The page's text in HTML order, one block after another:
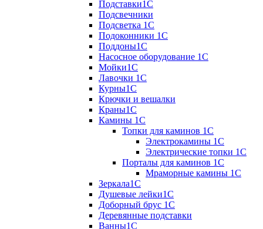
Подставки1С
Подсвечники
Подсветка 1С
Подоконники 1С
Поддоны1С
Насосное оборудование 1С
Мойки1С
Лавочки 1С
Курны1С
Крючки и вешалки
Краны1С
Камины 1C
Топки для каминов 1C
Электрокамины 1С
Электрические топки 1C
Порталы для каминов 1С
Мраморные камины 1C
Зеркала1С
Душевые лейки1С
Доборный брус 1С
Деревянные подставки
Ванны1С